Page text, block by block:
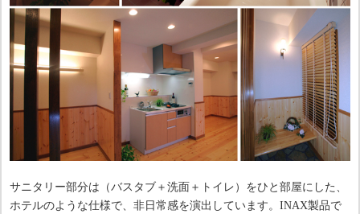
サニタリー部分は（バスタブ＋洗面＋トイレ）をひと部屋にした、
ホテルのような仕様で、非日常感を演出しています。INAX製品で